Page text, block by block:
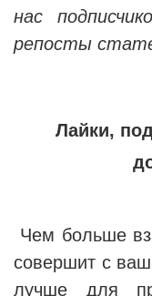
нас
репосты
Лайки,
Чем больше
совершит с
лучше для